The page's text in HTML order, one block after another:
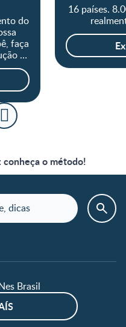
do
faça
o
16 países.
o método!
Brasil